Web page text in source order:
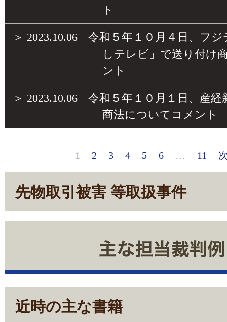
ト
＞ 2023.10.06
令和５年１０月４日、フ
しテレビ」で送り付け
ント
＞ 2023.10.06
令和５年１０月１日、産経
商法についてコメント
1 2 3 4 5 6 … 11
先物取引被害 等取扱事件
近時の主な書籍